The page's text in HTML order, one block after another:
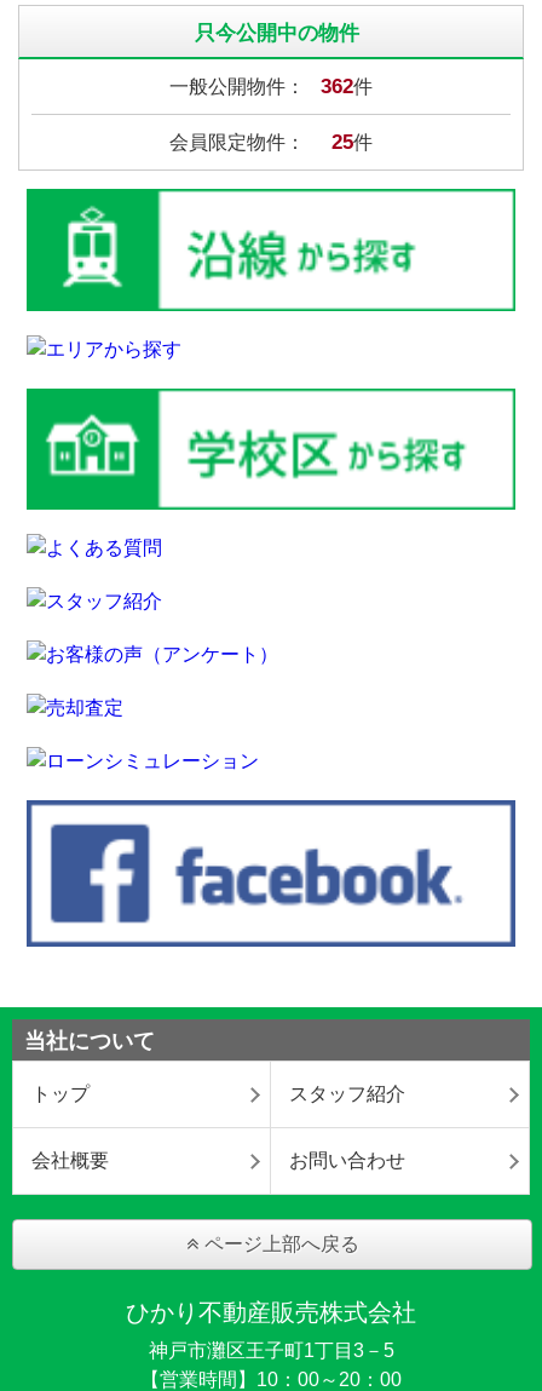
只今公開中の物件
一般公開物件： 362件
会員限定物件： 25件
当社について
トップ スタッフ紹介
会社概要 お問い合わせ
ページ上部へ戻る
ひかり不動産販売株式会社
神戸市灘区王子町1丁目3－5
【営業時間】10：00～20：00